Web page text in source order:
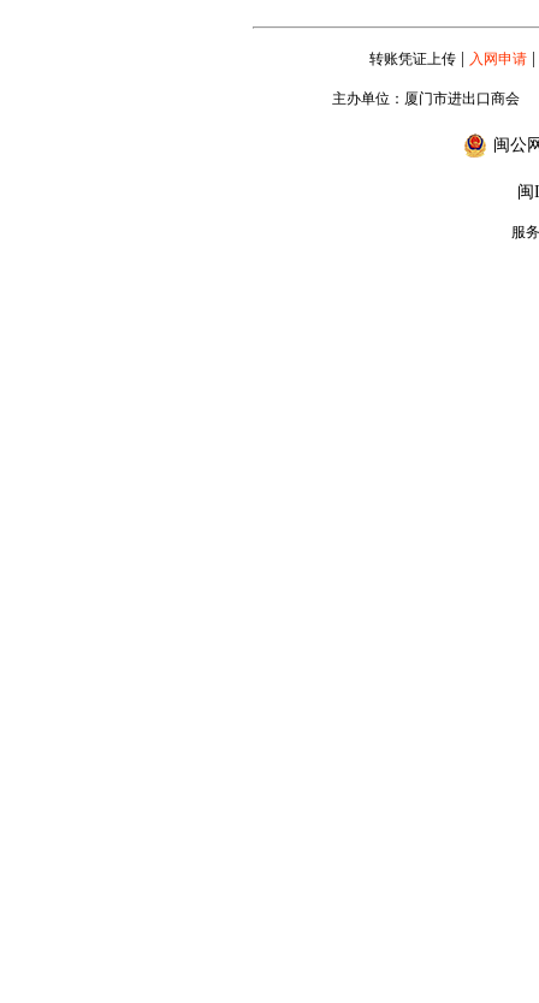
转账凭证上传| 入网申请|
主办单位：厦门市进出口商
闽公
闽
服